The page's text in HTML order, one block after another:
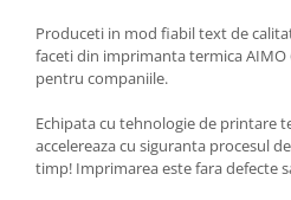
Produceti in mod fiabil text de
faceti din imprimanta termica AIMO
pentru companiile.
Echipata cu tehnologie de printare
accelereaza cu siguranta procesul
timp! Imprimarea este fara defecte